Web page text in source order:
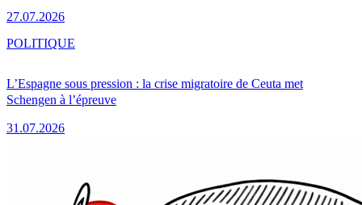
27.07.2026
L’Espagne sous pression : la crise migratoire de Ceuta met
Schengen à l’épreuve
31.07.2026
POLITIQUE